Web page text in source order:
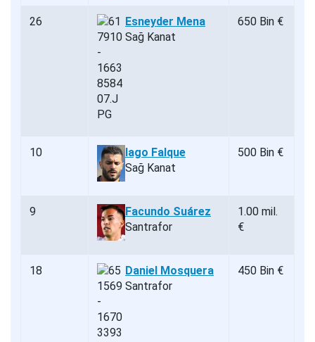
26
Esneyder Mena
Sağ Kanat
650 Bin €
10
Iago Falque
Sağ Kanat
500 Bin €
9
Facundo Suárez
Santrafor
1.00 mil.
€
18
Daniel Mosquera
Santrafor
450 Bin €